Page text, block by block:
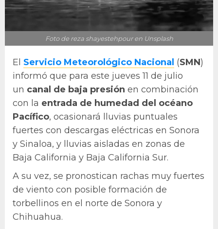
Foto de reza shayestehpour en Unsplash
El Servicio Meteorológico Nacional (SMN)
informó que para este jueves 11 de julio
un canal de baja presión en combinación
con la entrada de humedad del océano
Pacífico, ocasionará lluvias puntuales
fuertes con descargas eléctricas en Sonora
y Sinaloa, y lluvias aisladas en zonas de
Baja California y Baja California Sur.
A su vez, se pronostican rachas muy fuertes
de viento con posible formación de
torbellinos en el norte de Sonora y
Chihuahua.